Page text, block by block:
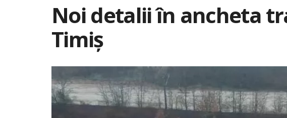
Noi detalii în ancheta
Timiș